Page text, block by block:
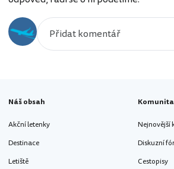
Náš obsah
Akční letenky
Destinace
Letiště
Komunita
Nejnovější
Diskuzní
Cestopisy